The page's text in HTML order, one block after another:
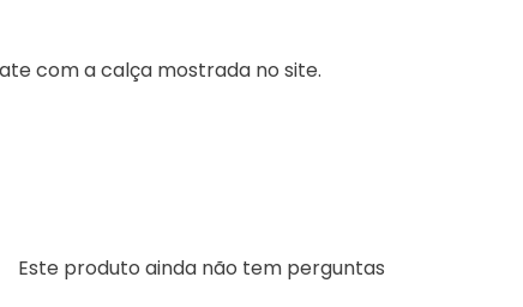
com a calça mostrada no site.
Este produto ainda não tem perguntas